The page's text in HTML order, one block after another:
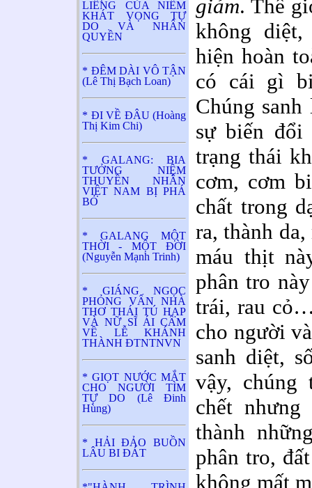
LIÊNG CỦA NIỀM
KHÁT VỌNG TỰ
DO VÀ NHÂN
QUYỀN
* ĐÊM DÀI VÔ TẬN
(Lê Thị Bạch Loan)
* ĐI VỀ ĐÂU (Hoàng
Thị Kim Chi)
* GALANG: BIA
TƯỞNG NIỆM
THUYỀN NHÂN
VIỆT NAM BỊ PHÁ
BỎ
* GALANG MỘT
THỜI - MỘT ĐỜI
(Nguyễn Mạnh Trinh)
* GIÁNG NGỌC
PHỎNG VẤN NHÀ
THƠ THÁI TÚ HẠP
VÀ NỮ SĨ ÁI CẦM
VỀ LỄ KHÁNH
THÀNH ĐTNTNVN
* GIỌT NƯỚC MẮT
CHO NGƯỜI TÌM
TỰ DO (Lê Đinh
Hùng)
* HẢI ĐẢO BUỒN
LÂU BI ĐÁT
giảm. Thế
không
hiện hoàn
có cái gì
Chúng
sự biến đổi
trạng thái
cơm, cơm
chất trong
ra, thành
máu thịt
phân tro
trái, rau
cho người
sanh diệt,
vậy, chúng
chết
thành
phân tro,
không mất